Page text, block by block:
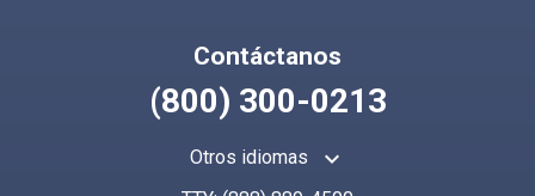
Contáctanos
(800) 300-0213
Otros idiomas keyboard_arrow_up